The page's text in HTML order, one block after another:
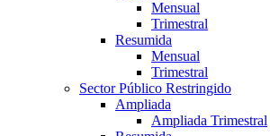
Mensual
Trimestral
Resumida
Mensual
Trimestral
Sector Público Restringido
Ampliada
Ampliada Trimestral